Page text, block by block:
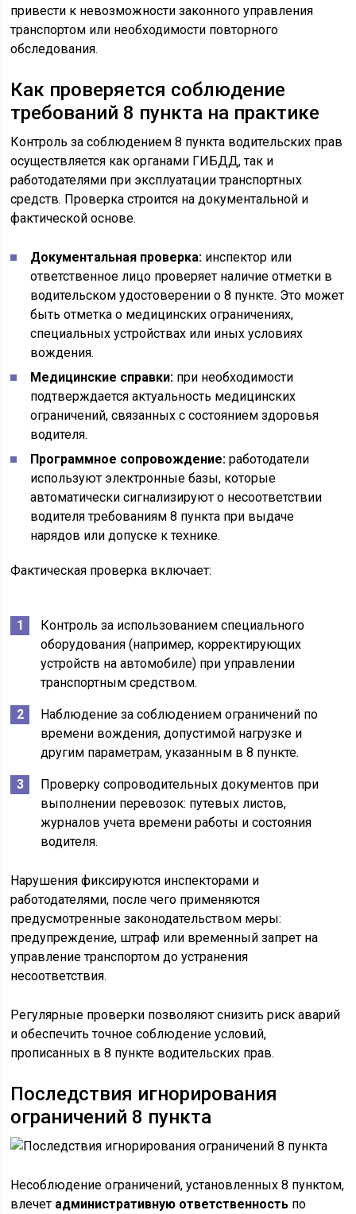
привести к невозможности законного управления
транспортом или необходимости повторного
обследования.
Как проверяется соблюдение
требований 8 пункта на практике
Контроль за соблюдением 8 пункта водительских прав
осуществляется как органами ГИБДД, так и
работодателями при эксплуатации транспортных
средств. Проверка строится на документальной и
фактической основе.
Документальная проверка: инспектор или
ответственное лицо проверяет наличие отметки в
водительском удостоверении о 8 пункте. Это может
быть отметка о медицинских ограничениях,
специальных устройствах или иных условиях
вождения.
Медицинские справки: при необходимости
подтверждается актуальность медицинских
ограничений, связанных с состоянием здоровья
водителя.
Программное сопровождение: работодатели
используют электронные базы, которые
автоматически сигнализируют о несоответствии
водителя требованиям 8 пункта при выдаче
нарядов или допуске к технике.
Фактическая проверка включает:
Контроль за использованием специального
оборудования (например, корректирующих
устройств на автомобиле) при управлении
транспортным средством.
Наблюдение за соблюдением ограничений по
времени вождения, допустимой нагрузке и
другим параметрам, указанным в 8 пункте.
Проверку сопроводительных документов при
выполнении перевозок: путевых листов,
журналов учета времени работы и состояния
водителя.
Нарушения фиксируются инспекторами и
работодателями, после чего применяются
предусмотренные законодательством меры:
предупреждение, штраф или временный запрет на
управление транспортом до устранения
несоответствия.
Регулярные проверки позволяют снизить риск аварий
и обеспечить точное соблюдение условий,
прописанных в 8 пункте водительских прав.
Последствия игнорирования
ограничений 8 пункта
Несоблюдение ограничений, установленных 8 пунктом,
влечет административную ответственность по